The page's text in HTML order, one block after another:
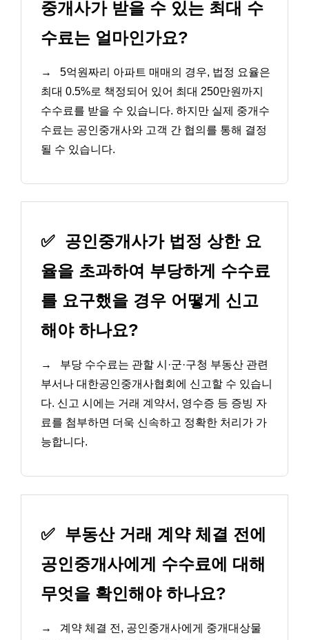
중개사가 받을 수 있는 최대 수
수료는 얼마인가요?
→
5억원짜리 아파트 매매의 경우, 법정 요율은
최대 0.5%로 책정되어 있어 최대 250만원까지
수수료를 받을 수 있습니다. 하지만 실제 중개수
수료는 공인중개사와 고객 간 협의를 통해 결정
될 수 있습니다.
✅ 공인중개사가 법정 상한 요
율을 초과하여 부당하게 수수료
를 요구했을 경우 어떻게 신고
해야 하나요?
→
부당 수수료는 관할 시·군·구청 부동산 관련
부서나 대한공인중개사협회에 신고할 수 있습니
다. 신고 시에는 거래 계약서, 영수증 등 증빙 자
료를 첨부하면 더욱 신속하고 정확한 처리가 가
능합니다.
✅ 부동산 거래 계약 체결 전에
공인중개사에게 수수료에 대해
무엇을 확인해야 하나요?
→
계약 체결 전, 공인중개사에게 중개대상물